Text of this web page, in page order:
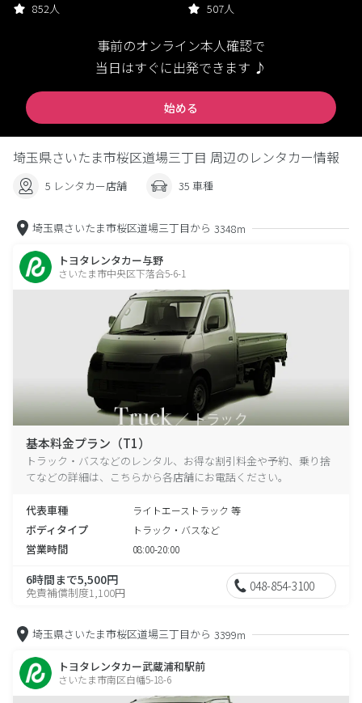
852人 507人
事前のオンライン本人確認で
当日はすぐに出発できます ♪
始める
埼玉県さいたま市桜区道場三丁目 周辺のレンタカー情報
5 レンタカー店舗 35 車種
埼玉県さいたま市桜区道場三丁目から 3348m
トヨタレンタカー与野
さいたま市中央区下落合5-6-1
基本料金プラン（T1）
トラック・バスなどのレンタル、お得な割引料金や予約、乗り捨
てなどの詳細は、こちらから各店舗にお電話ください。
代表車種 ライトエーストラック 等
ボディタイプ トラック・バスなど
営業時間 08:00-20:00
6時間まで5,500円
免責補償制度1,100円 048-854-3100
埼玉県さいたま市桜区道場三丁目から 3399m
トヨタレンタカー武蔵浦和駅前
さいたま市南区白幡5-18-6